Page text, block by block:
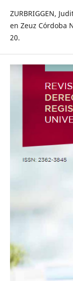
ZURBRIGGEN,
en Zeuz Córdoba
20.